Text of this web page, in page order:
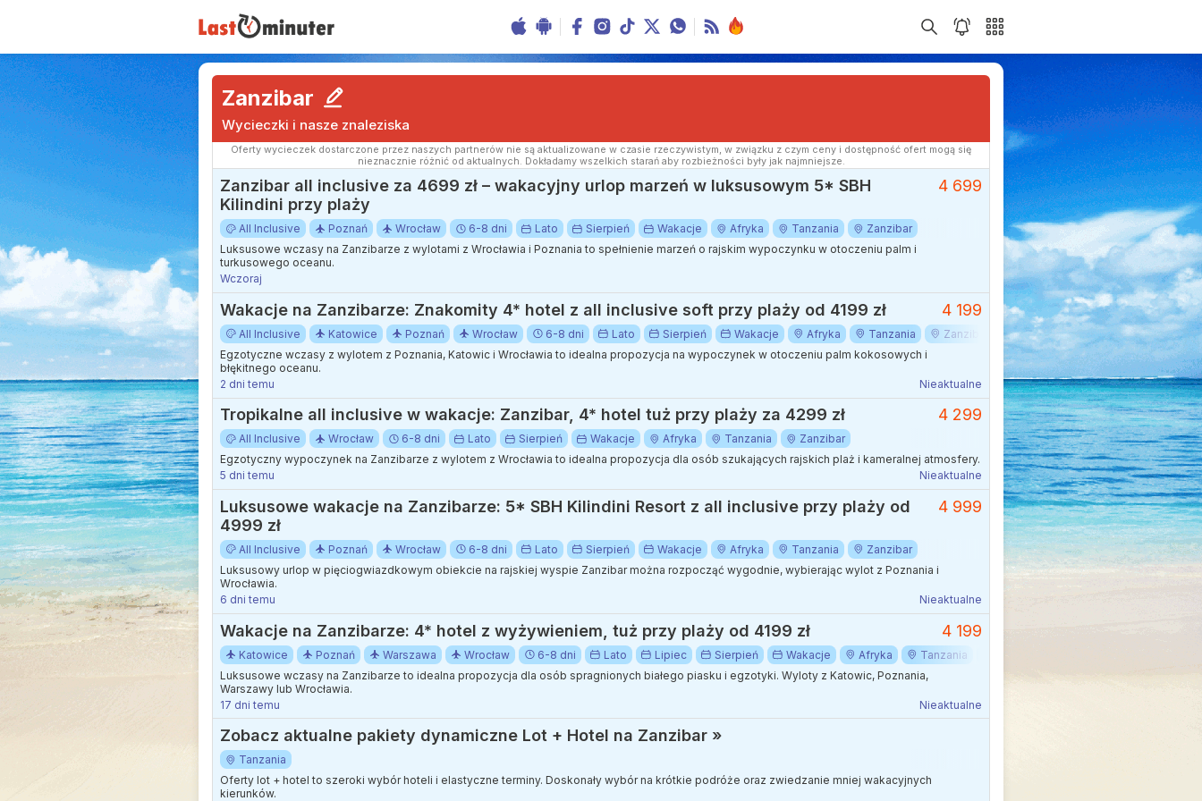
Zanzibar
Wycieczki i nasze znaleziska
Oferty wycieczek dostarczone przez naszych partnerów nie są aktualizowane w czasie rzeczywistym, w związku z czym ceny i dostępność ofert mogą się
nieznacznie różnić od aktualnych. Dokładamy wszelkich starań aby rozbieżności były jak najmniejsze.
Zanzibar all inclusive za 4699 zł – wakacyjny urlop marzeń w luksusowym 5* SBH
Kilindini przy plaży
4 699
All Inclusive Poznań Wrocław 6-8 dni Lato Sierpień Wakacje Afryka Tanzania
Zanzibar
Luksusowe wczasy na Zanzibarze z wylotami z Wrocławia i Poznania to spełnienie marzeń o rajskim wypoczynku w otoczeniu palm i
turkusowego oceanu.
Wczoraj
Wakacje na Zanzibarze: Znakomity 4* hotel z all inclusive soft przy plaży od 4199 zł 4 199
All Inclusive Katowice Poznań Wrocław 6-8 dni Lato Sierpień Wakacje Afryka Tanzania
Zanzibar
Egzotyczne wczasy z wylotem z Poznania, Katowic i Wrocławia to idealna propozycja na wypoczynek w otoczeniu palm kokosowych i
błękitnego oceanu.
2 dni temu
Nieaktualne
Tropikalne all inclusive w wakacje: Zanzibar, 4* hotel tuż przy plaży za 4299 zł 4 299
All Inclusive Wrocław 6-8 dni Lato Sierpień Wakacje Afryka Tanzania
Zanzibar
Egzotyczny wypoczynek na Zanzibarze z wylotem z Wrocławia to idealna propozycja dla osób szukających rajskich plaż i kameralnej atmosfery.
5 dni temu
Nieaktualne
Luksusowe wakacje na Zanzibarze: 5* SBH Kilindini Resort z all inclusive przy plaży od
4999 zł
4 999
All Inclusive Poznań Wrocław 6-8 dni Lato Sierpień Wakacje Afryka Tanzania
Zanzibar
Luksusowy urlop w pięciogwiazdkowym obiekcie na rajskiej wyspie Zanzibar można rozpocząć wygodnie, wybierając wylot z Poznania i
Wrocławia.
6 dni temu
Nieaktualne
Wakacje na Zanzibarze: 4* hotel z wyżywieniem, tuż przy plaży od 4199 zł 4 199
Katowice Poznań Warszawa Wrocław 6-8 dni Lato Lipiec Sierpień Wakacje Afryka Tanzania
Luksusowe wczasy na Zanzibarze to idealna propozycja dla osób spragnionych białego piasku i egzotyki. Wyloty z Katowic, Poznania,
Warszawy lub Wrocławia.
17 dni temu
Nieaktualne
Zobacz aktualne pakiety dynamiczne Lot + Hotel na Zanzibar »
Tanzania
Oferty lot + hotel to szeroki wybór hoteli i elastyczne terminy. Doskonały wybór na krótkie podróże oraz zwiedzanie mniej wakacyjnych
kierunków.